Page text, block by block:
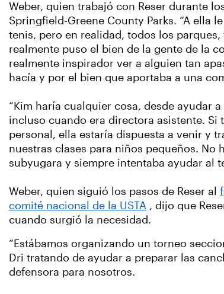
Weber, quien trabajó con Reser durante
Springfield-Greene County Parks. “A ella
tenis, pero en realidad, todos los
realmente puso el bien de la gente de la
realmente inspirador ver a alguien tan
hacía y por el bien que aportaba a una
“Kim haría cualquier cosa, desde ayudar
incluso cuando era directora asistente. Si
personal, ella estaría dispuesta a venir y
nuestras clases para niños pequeños. No
subyugara y siempre intentaba ayudar al
Weber, quien siguió los pasos de Reser al
comité nacional de la USTA , dijo que
cuando surgió la necesidad.
“Estábamos organizando un torneo
Dri tratando de ayudar a preparar las
defensora para nosotros.